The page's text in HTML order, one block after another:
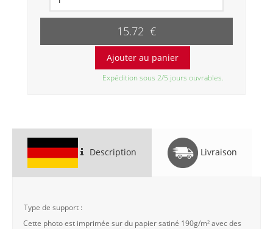
15.72 €
Expédition sous 2/5 jours ouvrables.
Description Livraison
Type de support :
Cette photo est imprimée sur du papier satiné 190g/m² avec des